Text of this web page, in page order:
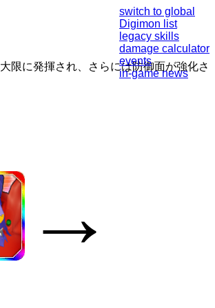
switch to global
Digimon list
legacy skills
damage calculator
events
in-game news
限に発揮され、さらには防御面が強化さ
→